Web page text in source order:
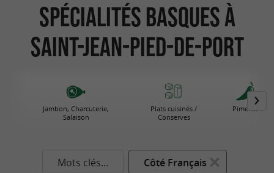
Spécialités Basques à
Saint-Jean-Pied-de-Port
Jambon, Charcuterie,
Salaison
Plats cuisinés /
Conserves
Piments
Mots clés... Côté Français